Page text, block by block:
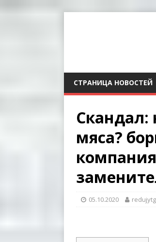
СТРАНИЦА НОВОСТЕЙ
Скандал:
мяса?
05.10.2020 redujytg